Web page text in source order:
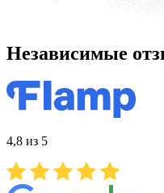
Независимые
4,8 из 5